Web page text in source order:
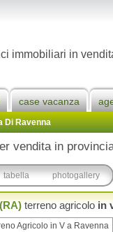
immobiliari in
case vacanza
Di Ravenna
vendita in
tabella photogallery
terreno agricolo in